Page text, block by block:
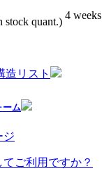
stock quant.)
4 weeks
造リスト
ーム
ジ
ご利用ですか？